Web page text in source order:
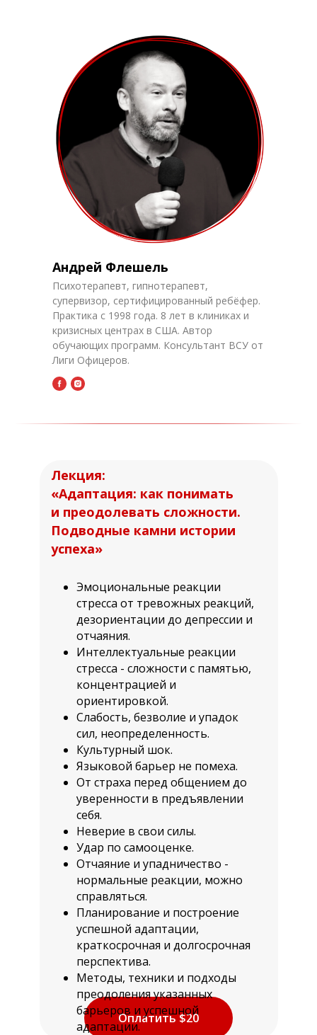
Андрей Флешель
Психотерапевт, гипнотерапевт,
супервизор, сертифицированный ребёфер.
Практика с 1998 года. 8 лет в клиниках и
кризисных центрах в США. Автор
обучающих программ. Консультант ВСУ от
Лиги Офицеров.
Лекция:
«Адаптация: как понимать
и преодолевать сложности.
Подводные камни истории
успеха»
Оплатить $20
Эмоциональные реакции
стресса от тревожных реакций,
дезориентации до депрессии и
отчаяния.
Интеллектуальные реакции
стресса - сложности с памятью,
концентрацией и
ориентировкой.
Слабость, безволие и упадок
сил, неопределенность.
Культурный шок.
Языковой барьер не помеха.
От страха перед общением до
уверенности в предъявлении
себя.
Неверие в свои силы.
Удар по самооценке.
Отчаяние и упадничество -
нормальные реакции, можно
справляться.
Планирование и построение
успешной адаптации,
краткосрочная и долгосрочная
перспектива.
Методы, техники и подходы
преодоления указанных
барьеров и успешной
адаптации.